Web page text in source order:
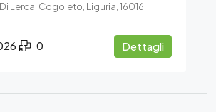
Lerca, Cogoleto, Liguria, 16016,
0 Dettagli